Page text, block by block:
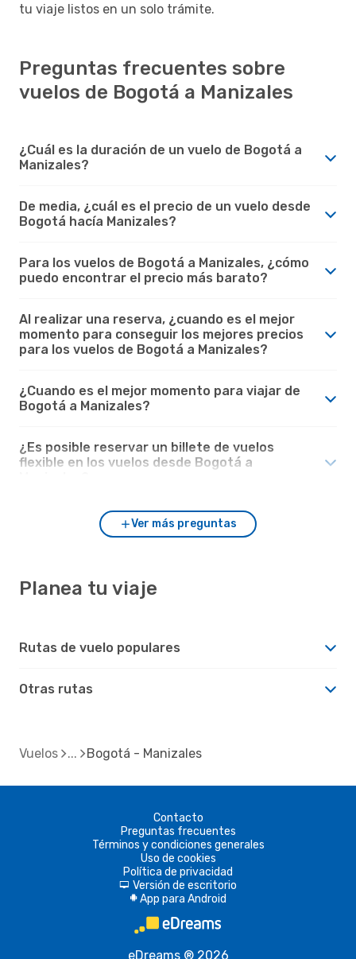
tu viaje listos en un solo trámite.
Preguntas frecuentes sobre
vuelos de Bogotá a Manizales
¿Cuál es la duración de un vuelo de Bogotá a
Manizales?
De media, ¿cuál es el precio de un vuelo desde
Bogotá hacía Manizales?
Para los vuelos de Bogotá a Manizales, ¿cómo
puedo encontrar el precio más barato?
Al realizar una reserva, ¿cuando es el mejor
momento para conseguir los mejores precios
para los vuelos de Bogotá a Manizales?
¿Cuando es el mejor momento para viajar de
Bogotá a Manizales?
¿Es posible reservar un billete de vuelos
flexible en los vuelos desde Bogotá a
Ver más preguntas
Planea tu viaje
Rutas de vuelo populares
Otras rutas
Vuelos Bogotá - Manizales
Contacto
Preguntas frecuentes
Términos y condiciones generales
Uso de cookies
Política de privacidad
d Versión de escritorio
A App para Android
eDreams ® 2026